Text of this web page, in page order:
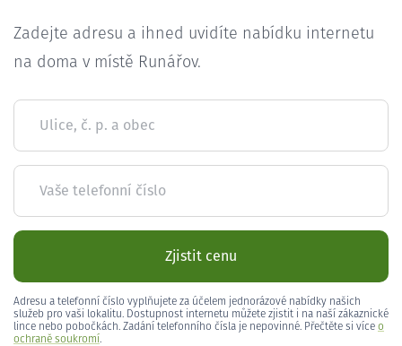
Zadejte adresu a ihned uvidíte nabídku internetu
na doma v místě Runářov.
Ulice, č. p. a obec
Vaše telefonní číslo
Zjistit cenu
Adresu a telefonní číslo vyplňujete za účelem jednorázové nabídky našich
služeb pro vaši lokalitu. Dostupnost internetu můžete zjistit i na naší zákaznické
lince nebo pobočkách. Zadání telefonního čísla je nepovinné. Přečtěte si více o
ochraně soukromí.